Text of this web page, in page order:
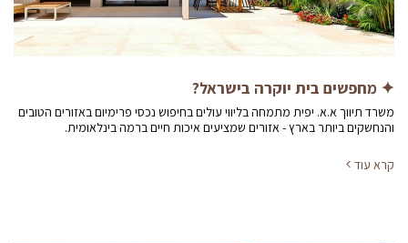
✦ מחפשים בית יוקרה בישראל?
משרד תיווך א.א. יפית מתמחה בליווי עולים בחיפוש נכסי פרימיום באזורים הטובים
והנחשקים ביותר בארץ - אזורים שמציעים איכות חיים ברמה בינלאומית.
קרא עוד